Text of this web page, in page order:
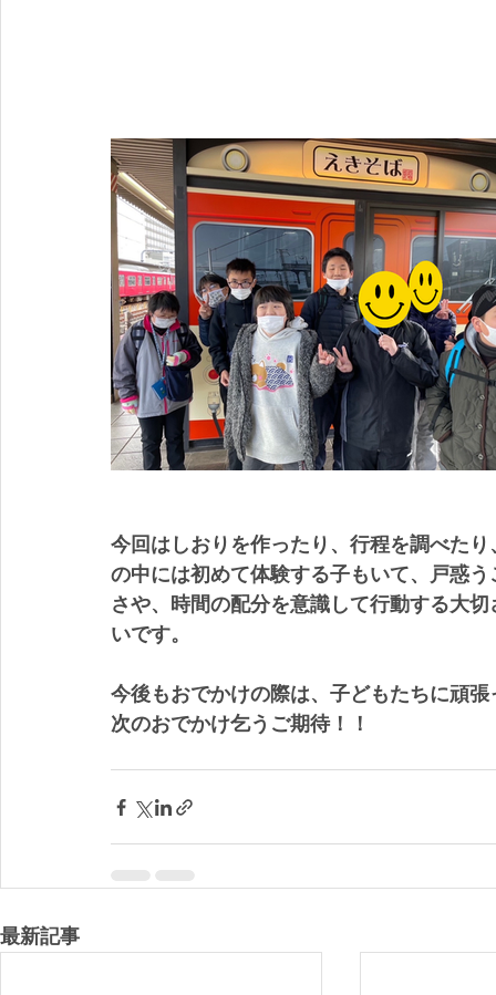
今回はしおりを作ったり、行程を調べた
の中には初めて体験する子もいて、戸惑
さや、時間の配分を意識して行動する大
いです。
今後もおでかけの際は、子どもたちに頑
次のおでかけ乞うご期待！！
最新記事